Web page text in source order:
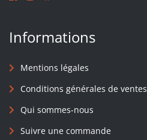
Informations
Mentions légales
Conditions générales de ventes
Qui sommes-nous
Suivre une commande